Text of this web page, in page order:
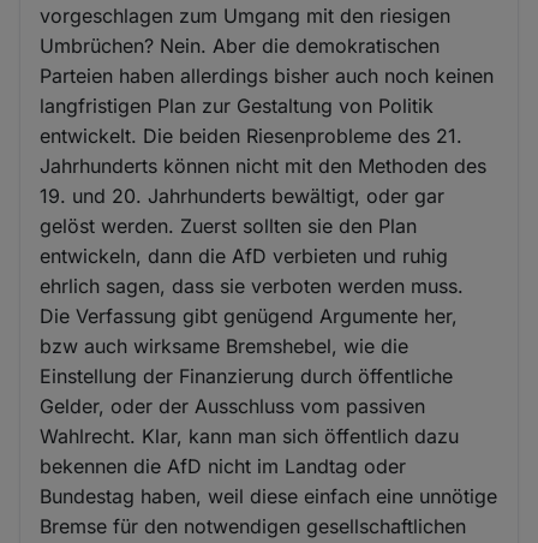
vorgeschlagen zum Umgang mit den riesigen
Umbrüchen? Nein. Aber die demokratischen
Parteien haben allerdings bisher auch noch keinen
langfristigen Plan zur Gestaltung von Politik
entwickelt. Die beiden Riesenprobleme des 21.
Jahrhunderts können nicht mit den Methoden des
19. und 20. Jahrhunderts bewältigt, oder gar
gelöst werden. Zuerst sollten sie den Plan
entwickeln, dann die AfD verbieten und ruhig
ehrlich sagen, dass sie verboten werden muss.
Die Verfassung gibt genügend Argumente her,
bzw auch wirksame Bremshebel, wie die
Einstellung der Finanzierung durch öffentliche
Gelder, oder der Ausschluss vom passiven
Wahlrecht. Klar, kann man sich öffentlich dazu
bekennen die AfD nicht im Landtag oder
Bundestag haben, weil diese einfach eine unnötige
Bremse für den notwendigen gesellschaftlichen